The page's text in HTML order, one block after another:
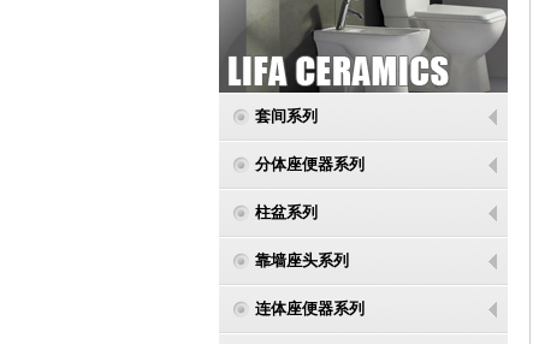
套间系列
分体座便器系列
柱盆系列
靠墙座头系列
连体座便器系列